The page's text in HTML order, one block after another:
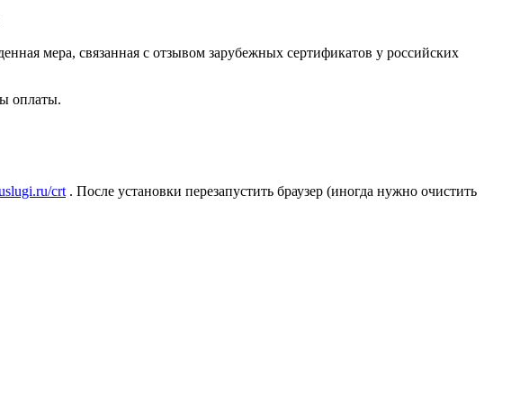
мера, связанная с отзывом зарубежных сертификатов у российских
оплаты.
crt . После установки перезапустить браузер (иногда нужно очистить